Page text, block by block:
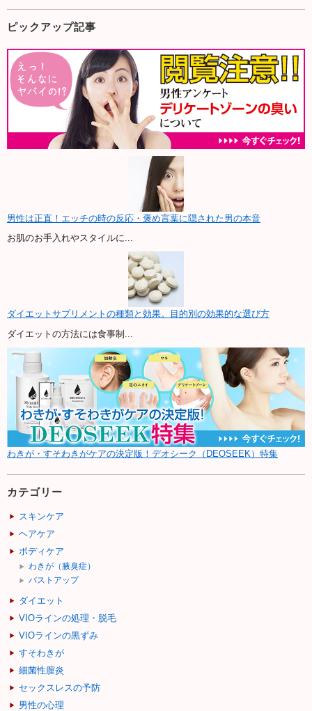
ピックアップ記事
男性は正直！エッチの時の反応・褒め言葉に隠された男の本音
お肌のお手入れやスタイルに...
ダイエットサプリメントの種類と効果。目的別の効果的な選び方
ダイエットの方法には食事制...
わきが・すそわきがケアの決定版！デオシーク（DEOSEEK）特集
カテゴリー
スキンケア
ヘアケア
ボディケア
わきが（腋臭症）
バストアップ
ダイエット
VIOラインの処理・脱毛
VIOラインの黒ずみ
すそわきが
細菌性膣炎
セックスレスの予防
男性の心理